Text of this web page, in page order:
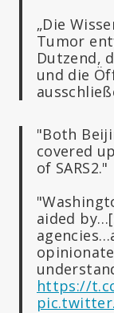
„Die
Tumor
Dutzend,
und die
"Both
covered
of SARS2."
aided
https://